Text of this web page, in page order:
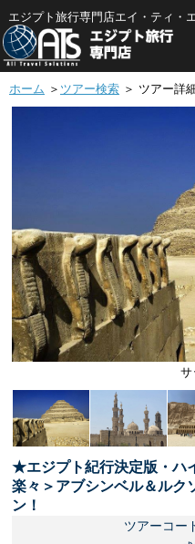
エジプト旅行専門店エイ・ティ・
ホーム ＞ ツアー検索 ＞ ツアー詳
★エジプト紀行決定版・ハ
楽々＞アブシンベル＆ル
ン！
ツアーコー